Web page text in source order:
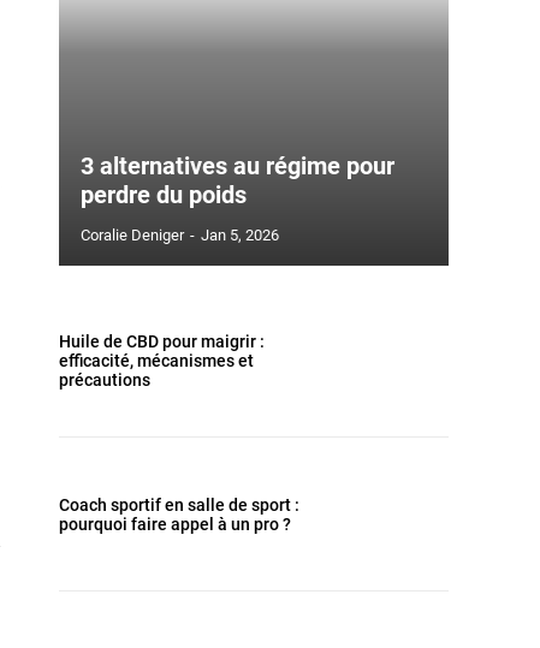
3 alternatives au régime pour
perdre du poids
Coralie Deniger - Jan 5, 2026
Huile de CBD pour maigrir :
efficacité, mécanismes et
précautions
Coach sportif en salle de sport :
pourquoi faire appel à un pro ?